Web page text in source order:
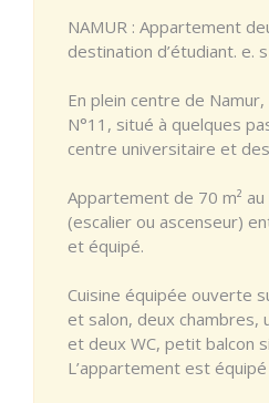
NAMUR : Appartement
destination d’étudiant. e.
En plein centre de
N°11, situé à quelques
centre universitaire et
Appartement de 70 m²
(escalier ou ascenseur)
et équipé.
Cuisine équipée ouverte
et salon, deux chambres,
et deux WC, petit balcon
L’appartement est